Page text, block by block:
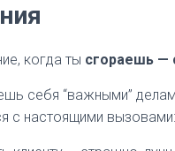
когда ты сгораешь —
себя “важными”
с настоящими вызовами: